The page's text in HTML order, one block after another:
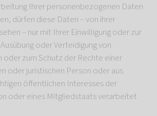
Ihrer personenbezogenen Daten
dürfen diese Daten – von ihrer
– nur mit Ihrer Einwilligung oder zur
oder Verteidigung von
oder zum Schutz der Rechte einer
oder juristischen Person oder aus
öffentlichen Interesses der
oder eines Mitgliedstaats verarbeitet